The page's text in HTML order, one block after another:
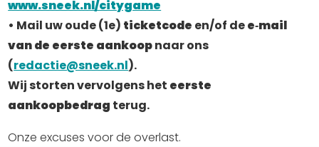
www.sneek.nl/citygame
• Mail uw oude (1e) ticketcode en/of de e‑mail
van de eerste aankoop naar ons
(redactie@sneek.nl).
Wij storten vervolgens het eerste
aankoopbedrag terug.
Onze excuses voor de overlast.